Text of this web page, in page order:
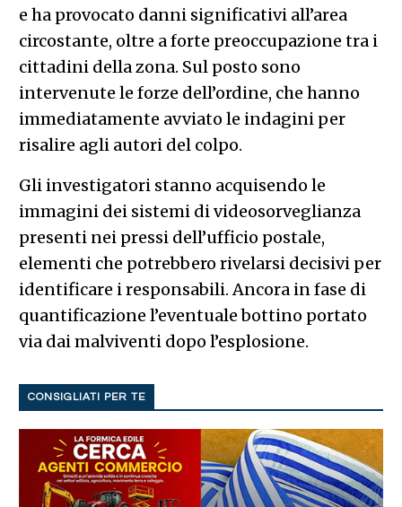
e ha provocato danni significativi all’area
circostante, oltre a forte preoccupazione tra i
cittadini della zona. Sul posto sono
intervenute le forze dell’ordine, che hanno
immediatamente avviato le indagini per
risalire agli autori del colpo.
Gli investigatori stanno acquisendo le
immagini dei sistemi di videosorveglianza
presenti nei pressi dell’ufficio postale,
elementi che potrebbero rivelarsi decisivi per
identificare i responsabili. Ancora in fase di
quantificazione l’eventuale bottino portato
via dai malviventi dopo l’esplosione.
CONSIGLIATI PER TE